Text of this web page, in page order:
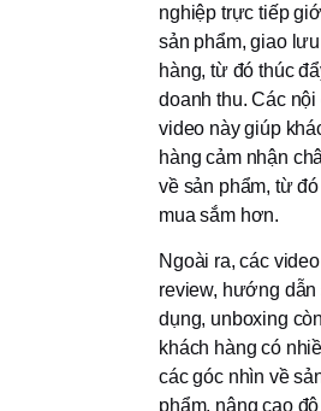
nghiệp trực tiếp
sản phẩm, giao
hàng, từ đó thúc
doanh thu. Các nội
video này giúp
hàng cảm nhận
về sản phẩm, từ
mua sắm hơn.
Ngoài ra, các video
review, hướng
dụng, unboxing
khách hàng có
các góc nhìn về
phẩm, nâng cao